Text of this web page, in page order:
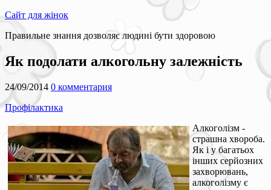
Сайт для жінок
Правильне знання дозволяє людині бути здоровою
Як подолати алкогольну залежність
24/09/2014 0 комментария
Профілактика
Алкоголізм -
страшна хвороба.
Як і у багатьох
інших серйозних
захворювань,
алкоголізму є